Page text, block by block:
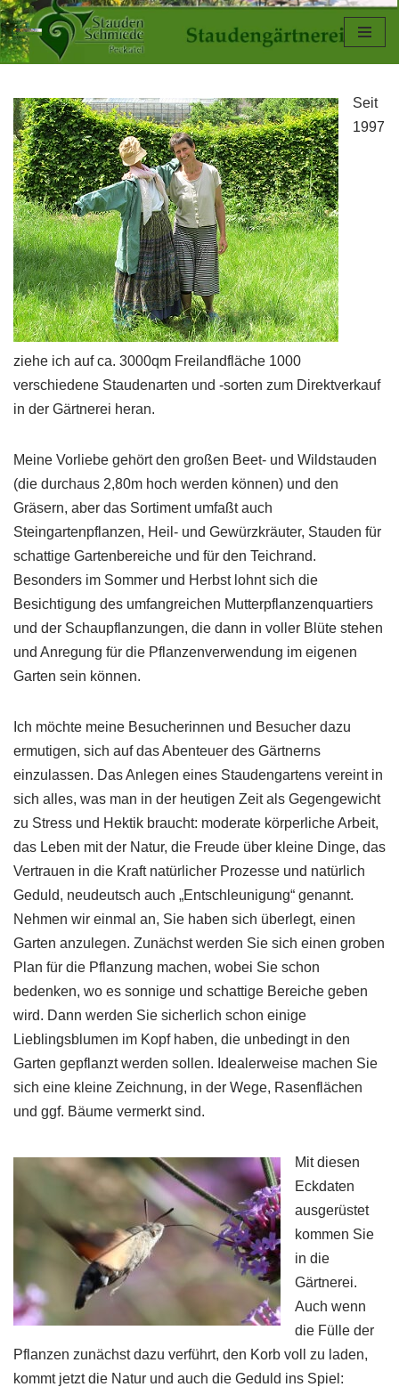
Zum
springen
Seit
1997
ziehe ich auf ca. 3000qm Freilandfläche 1000
verschiedene Staudenarten und -sorten zum Direktverkauf
in der Gärtnerei heran.
Meine Vorliebe gehört den großen Beet- und Wildstauden
(die durchaus 2,80m hoch werden können) und den
Gräsern, aber das Sortiment umfaßt auch
Steingartenpflanzen, Heil- und Gewürzkräuter, Stauden für
schattige Gartenbereiche und für den Teichrand.
Besonders im Sommer und Herbst lohnt sich die
Besichtigung des umfangreichen Mutterpflanzenquartiers
und der Schaupflanzungen, die dann in voller Blüte stehen
und Anregung für die Pflanzenverwendung im eigenen
Garten sein können.
Ich möchte meine Besucherinnen und Besucher dazu
ermutigen, sich auf das Abenteuer des Gärtnerns
einzulassen. Das Anlegen eines Staudengartens vereint in
sich alles, was man in der heutigen Zeit als Gegengewicht
zu Stress und Hektik braucht: moderate körperliche Arbeit,
das Leben mit der Natur, die Freude über kleine Dinge, das
Vertrauen in die Kraft natürlicher Prozesse und natürlich
Geduld, neudeutsch auch „Entschleunigung“ genannt.
Nehmen wir einmal an, Sie haben sich überlegt, einen
Garten anzulegen. Zunächst werden Sie sich einen groben
Plan für die Pflanzung machen, wobei Sie schon
bedenken, wo es sonnige und schattige Bereiche geben
wird. Dann werden Sie sicherlich schon einige
Lieblingsblumen im Kopf haben, die unbedingt in den
Garten gepflanzt werden sollen. Idealerweise machen Sie
sich eine kleine Zeichnung, in der Wege, Rasenflächen
und ggf. Bäume vermerkt sind.
Mit diesen
Eckdaten
ausgerüstet
kommen Sie
in die
Gärtnerei.
Auch wenn
die Fülle der
Pflanzen zunächst dazu verführt, den Korb voll zu laden,
kommt jetzt die Natur und auch die Geduld ins Spiel: